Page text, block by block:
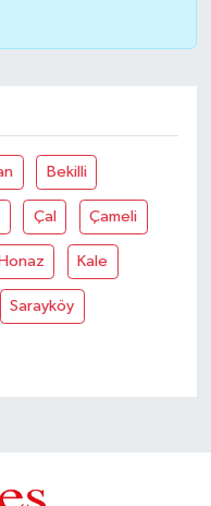
Bekilli
Çal Çameli
Honaz Kale
Sarayköy